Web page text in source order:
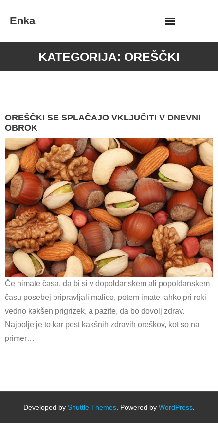
Enka
KATEGORIJA: OREŠČKI
OREŠČKI SE SPLAČAJO VKLJUČITI V DNEVNI
OBROK
Če nimate časa, da bi si v dopoldanskem ali popoldanskem
času posebej pripravljali malico, potem imate lahko pri roki
vedno kakšen prigrizek, a pazite, da bo dovolj zdrav.
Najbolje je to kar pest kakšnih zdravih oreškov, kot so na
primer…
Developed by Shuttle Themes . Powered by WordPress